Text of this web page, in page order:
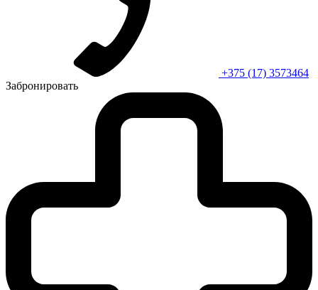
+375 (17) 3573464
Забронировать